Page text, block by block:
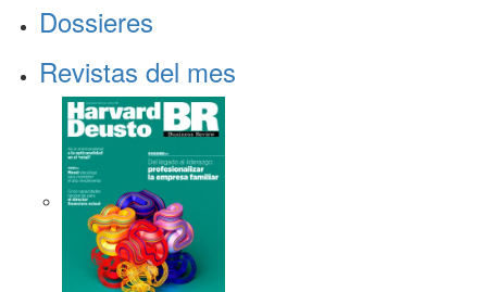
Dossieres
Revistas del mes